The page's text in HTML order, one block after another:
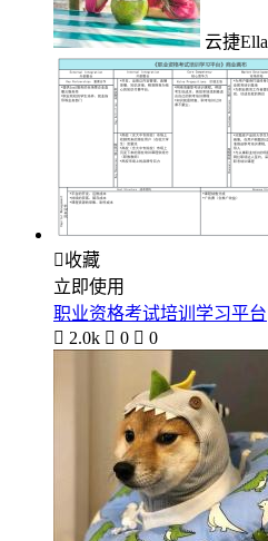
云捷Ella
收藏
立即使用
职业资格考试培训学习平台
 2.0k  0  0